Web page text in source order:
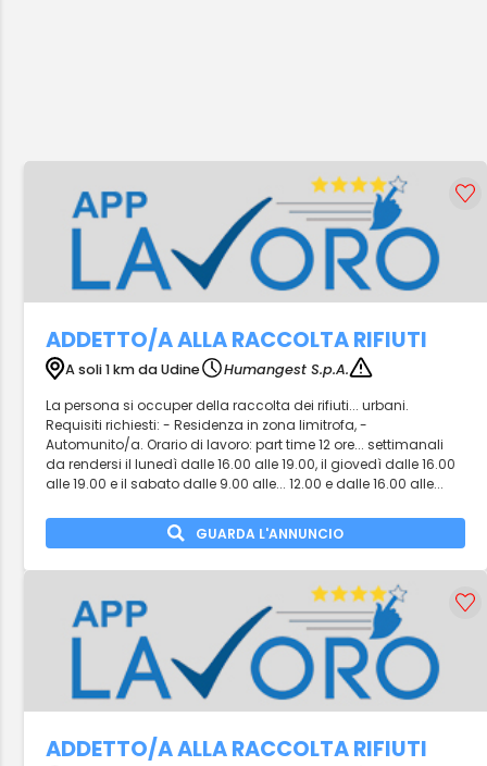
ADDETTO/A ALLA RACCOLTA RIFIUTI
A soli 1 km da Udine
Humangest S.p.A.
La persona si occuper della raccolta dei rifiuti... urbani.
Requisiti richiesti: - Residenza in zona limitrofa, -
Automunito/a. Orario di lavoro: part time 12 ore... settimanali
da rendersi il lunedì dalle 16.00 alle 19.00, il giovedì dalle 16.00
alle 19.00 e il sabato dalle 9.00 alle... 12.00 e dalle 16.00 alle...
GUARDA L'ANNUNCIO
ADDETTO/A ALLA RACCOLTA RIFIUTI